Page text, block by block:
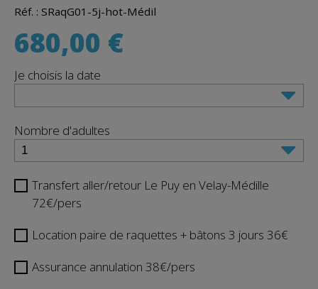
Réf. : SRaqG01-5j-hot-Médil
680,00 €
Je choisis la date
Nombre d'adultes
Transfert aller/retour Le Puy en Velay-Médille
72€/pers
Location paire de raquettes + bâtons 3 jours 36€
Assurance annulation 38€/pers